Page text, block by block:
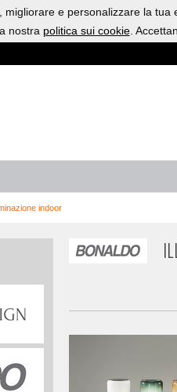
migliorare e personalizzare la
nostra politica sui cookie.
indoor